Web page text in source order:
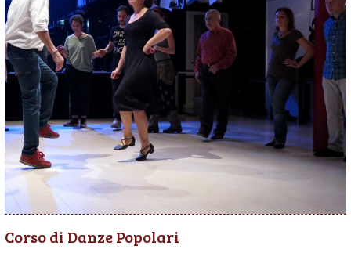
Corso di Danze Popolari